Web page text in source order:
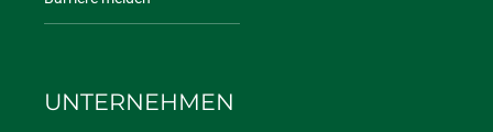
UNTERNEHMEN